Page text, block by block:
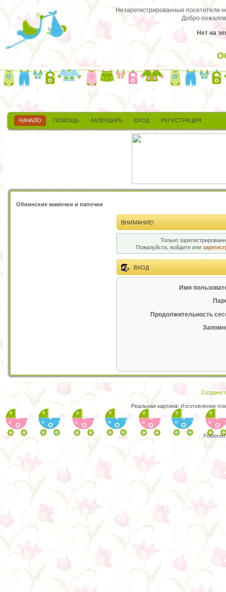
Незарегистрированные посетители
Добро
Нет на
НАЧАЛО ПОМОЩЬ КАЛЕНДАРЬ ВХОД РЕГИСТРАЦИЯ
Обнинские мамочки и папочки
ВНИМАНИЕ!
Только
Пожалуйста, войдите или
ВХОД
Имя
Продолжительность
Создано
Реальная картина: Изготовление